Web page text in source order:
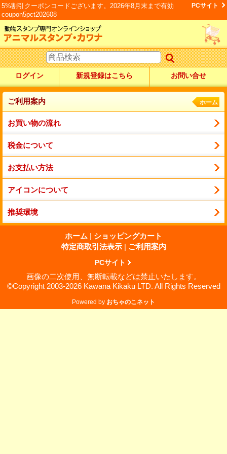
5%割引クーポンコードございます。2026年8月末まで有効
coupon5pct202608
PCサイト
ログイン 新規登録はこちら お問い合せ
ご利用案内 ホーム
お買い物の流れ
税金について
お支払い方法
アイコンについて
推奨環境
ホーム | ショッピングカート
特定商取引法表示 | ご利用案内
PCサイト
画像の二次使用、無断転載などは禁止いたします。
©Copyright 2003-2026 Kawana Kikaku LTD. All Rights Reserved
Powered by おちゃのこネット